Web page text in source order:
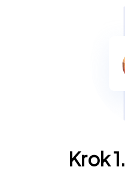
Krok 1.